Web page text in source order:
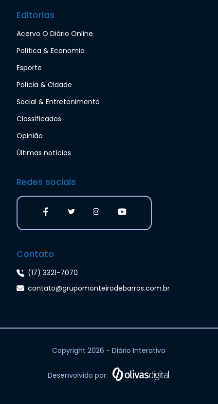
Editorias
Acervo O Diário Online
Política & Economia
Esporte
Polícia & Cidade
Social & Entretenimento
Classificados
Opinião
Últimas notícias
Redes sociais
Contato
(17) 3321-7070
contato@grupomonteirodebarros.com.br
Copyright 2026 - Diário Interativo
Desenvolvido por: